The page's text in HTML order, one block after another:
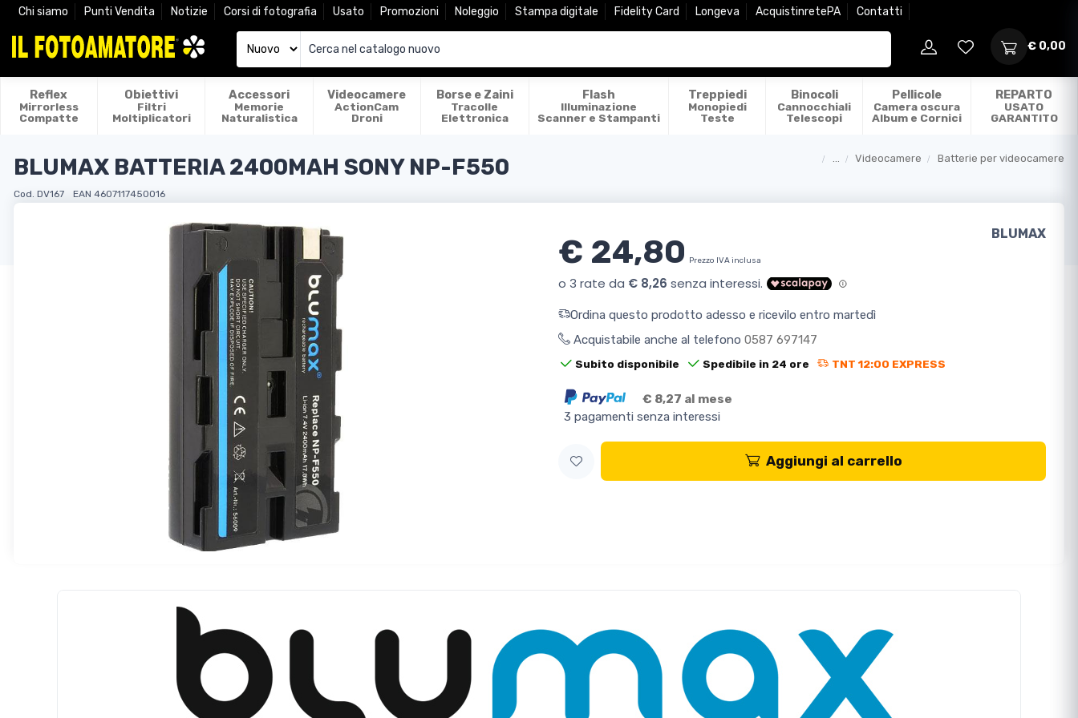
Chi siamo Punti Vendita Notizie Corsi di fotografia Usato Promozioni Noleggio Stampa digitale Fidelity Card Longeva AcquistinretePA Contatti
€ 0,00
Reflex
Mirrorless
Compatte
Obiettivi
Filtri
Moltiplicatori
Accessori
Memorie
Naturalistica
Videocamere
ActionCam
Droni
Borse e Zaini
Tracolle
Elettronica
Flash
Illuminazione
Scanner e Stampanti
Treppiedi
Monopiedi
Teste
Binocoli
Cannocchiali
Telescopi
Pellicole
Camera oscura
Album e Cornici
REPARTO
USATO
GARANTITO
Videocamere Batterie per videocamere
BLUMAX BATTERIA 2400MAH SONY NP-F550
Cod. DV167 EAN 4607117450016
BLUMAX
€ 24,80 Prezzo IVA inclusa
Ordina questo prodotto adesso e ricevilo entro martedì
Acquistabile anche al telefono 0587 697147
Subito disponibile Spedibile in 24 ore TNT 12:00 EXPRESS
€ 8,27 al mese
3 pagamenti senza interessi
Aggiungi al carrello